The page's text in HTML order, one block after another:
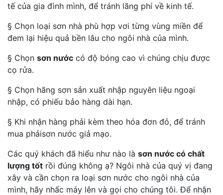
tế của gia đình mình, để tránh lãng phí về kinh tế.
§ Chọn loại sơn nhà phù hợp vơi từng vùng miền để
đem lại hiệu quả bền lâu cho ngôi nhà của mình.
§ Chọn sơn nước có độ bóng cao vì chúng chịu được
cọ rửa.
§ Chọn hãng sơn sản xuất nhập nguyên liệu ngoại
nhập, có phiếu bảo hàng dài hạn.
§ Khi nhận hàng phải kèm theo hóa đơn đỏ, để tránh
mua phảisơn nước giả mạo.
Các quý khách đã hiểu như nào là sơn nước có chất
lượng tốt rồi đúng không ạ? Ngôi nhà của quý vị đang
xây và cần chọn ra loại sơn nước cho ngôi nhà của
mình, hãy nhấc máy lên và gọi cho chúng tôi. Để nhận